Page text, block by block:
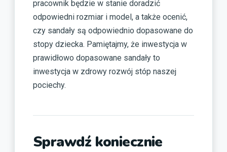
pracownik będzie w stanie doradzić
odpowiedni rozmiar i model, a także ocenić,
czy sandały są odpowiednio dopasowane do
stopy dziecka. Pamiętajmy, że inwestycja w
prawidłowo dopasowane sandały to
inwestycja w zdrowy rozwój stóp naszej
pociechy.
Sprawdź koniecznie